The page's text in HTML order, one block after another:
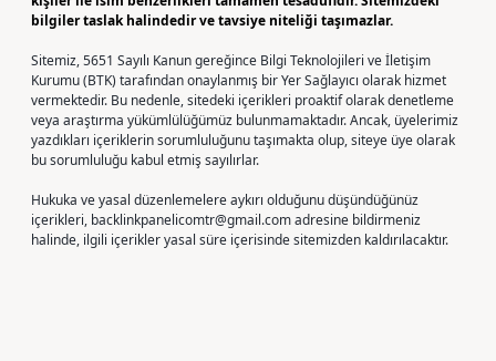
bilgiler taslak halindedir ve tavsiye niteliği taşımazlar.
Sitemiz, 5651 Sayılı Kanun gereğince Bilgi Teknolojileri ve İletişim
Kurumu (BTK) tarafından onaylanmış bir Yer Sağlayıcı olarak hizmet
vermektedir. Bu nedenle, sitedeki içerikleri proaktif olarak denetleme
veya araştırma yükümlülüğümüz bulunmamaktadır. Ancak, üyelerimiz
yazdıkları içeriklerin sorumluluğunu taşımakta olup, siteye üye olarak
bu sorumluluğu kabul etmiş sayılırlar.
Hukuka ve yasal düzenlemelere aykırı olduğunu düşündüğünüz
içerikleri, backlinkpanelicomtr@gmail.comadresine bildirmeniz
halinde, ilgili içerikler yasal süre içerisinde sitemizden kaldırılacaktır.